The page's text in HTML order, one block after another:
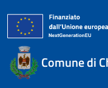
Comune di